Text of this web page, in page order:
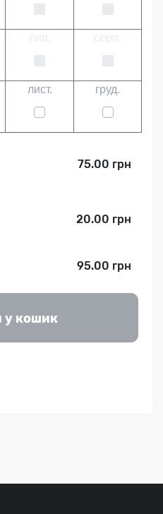
лист. груд.
75.00 грн
20.00 грн
95.00 грн
у кошик